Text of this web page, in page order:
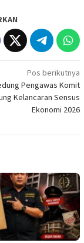
Pos berikutnya
Pengawas Komit
Kelancaran Sensus
Ekonomi 2026